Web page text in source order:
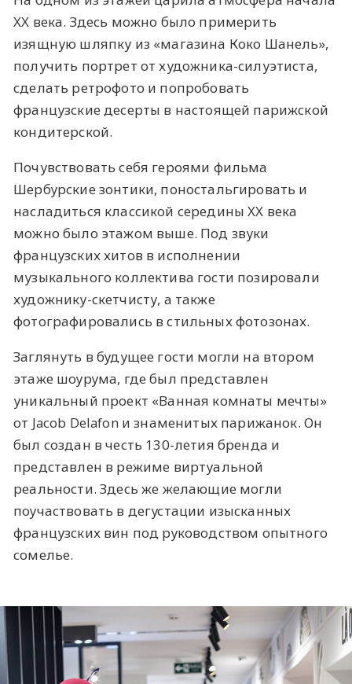
XX века. Здесь можно было примерить
изящную шляпку из «магазина Коко Шанель»,
получить портрет от художника-силуэтиста,
сделать ретрофото и попробовать
французские десерты в настоящей парижской
кондитерской.
Почувствовать себя героями фильма
Шербурские зонтики, поностальгировать и
насладиться классикой середины XX века
можно было этажом выше. Под звуки
французских хитов в исполнении
музыкального коллектива гости позировали
художнику-скетчисту, а также
фотографировались в стильных фотозонах.
Заглянуть в будущее гости могли на втором
этаже шоурума, где был представлен
уникальный проект «Ванная комнаты мечты»
от Jacob Delafon и знаменитых парижанок. Он
был создан в честь 130-летия бренда и
представлен в режиме виртуальной
реальности. Здесь же желающие могли
поучаствовать в дегустации изысканных
французских вин под руководством опытного
сомелье.